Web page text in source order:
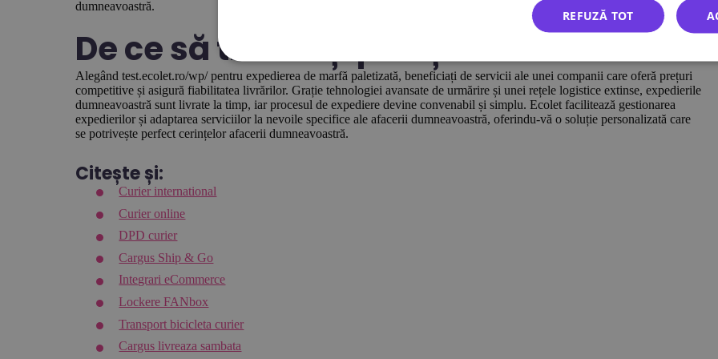
dumneavoastră.
De ce să trimiteți paleți cu Ecolet?
Alegând test.ecolet.ro/wp/ pentru expedierea de marfă paletizată, beneficiați de servicii ale unei companii care oferă prețuri
competitive și asigură fiabilitatea livrărilor. Grație tehnologiei avansate de urmărire și unei rețele logistice extinse, expedierile
dumneavoastră sunt livrate la timp, iar procesul de expediere devine convenabil și simplu. Ecolet facilitează gestionarea
expedierilor și adaptarea serviciilor la nevoile specifice ale afacerii dumneavoastră, oferindu-vă o soluție personalizată care
se potrivește perfect cerințelor afacerii dumneavoastră.
Citește și:
Curier international
Curier online
DPD curier
Cargus Ship & Go
Integrari eCommerce
Lockere FANbox
Transport bicicleta curier
Cargus livreaza sambata
REFUZĂ TOT